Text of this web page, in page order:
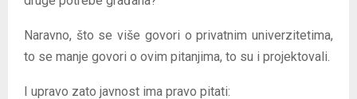
Naravno, što se više govori o privatnim univerzitetima,
to se manje govori o ovim pitanjima, to su i projektovali.
I upravo zato javnost ima pravo pitati: